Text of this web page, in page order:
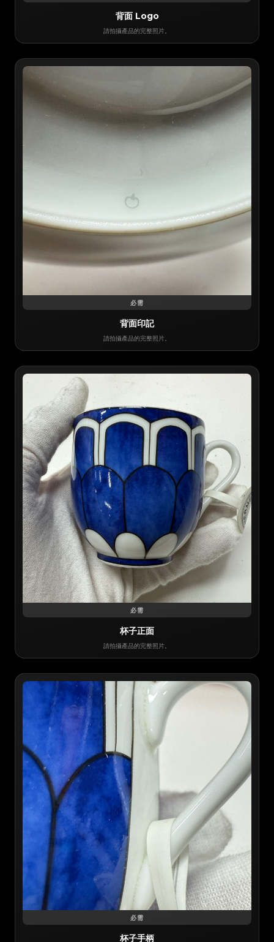
背面 Logo
請拍攝產品的完整照片。
必需
背面印記
請拍攝產品的完整照片。
必需
杯子正面
請拍攝產品的完整照片。
必需
杯子手柄